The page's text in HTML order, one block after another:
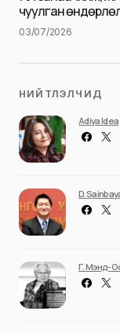
чуулган
03/07/2026
НИЙТЛЭЛЧИД
Adiya Idea
D.
Г. Мэнд-